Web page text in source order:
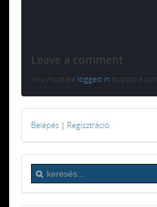
Leave a comment
You must be logged in to post a
Belépés | Regisztráció